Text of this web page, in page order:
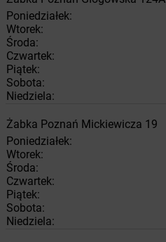
Poniedziałek:
Wtorek:
Środa:
Czwartek:
Piątek:
Sobota:
Niedziela:
Żabka Poznań Mickiewicza 19
Poniedziałek:
Wtorek:
Środa:
Czwartek:
Piątek:
Sobota:
Niedziela: